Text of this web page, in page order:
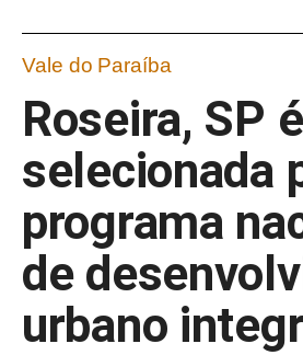
Vale do Paraíba
Roseira, SP é
selecionada
programa
de
urbano